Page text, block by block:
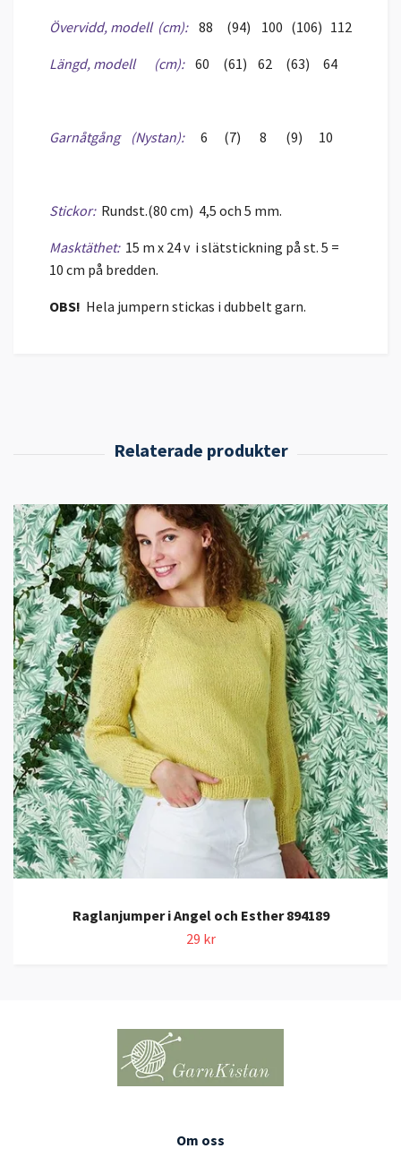
Övervidd, modell (cm): 88 (94) 100 (106) 112
Längd, modell (cm): 60 (61) 62 (63) 64
Garnåtgång (Nystan): 6 (7) 8 (9) 10
Stickor: Rundst.(80 cm) 4,5 och 5 mm.
Masktäthet:15 m x 24 v i slätstickning på st. 5 =
10 cm på bredden.
OBS! Hela jumpern stickas i dubbelt garn.
Raglanjumper i Angel och Esther 894189
29 kr
Om oss